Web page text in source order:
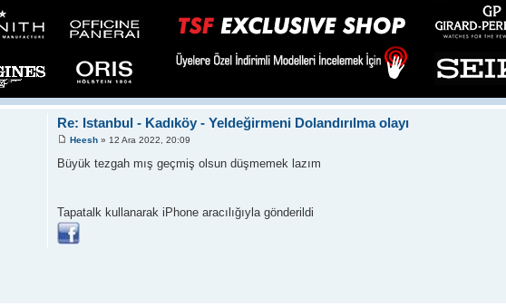
Re: Istanbul - Kadıköy - Yeldeğirmeni Dolandırılma olayı
Heesh » 12 Ara 2022, 20:09
Büyük tezgah mış geçmiş olsun düşmemek lazım
Tapatalk kullanarak iPhone aracılığıyla gönderildi